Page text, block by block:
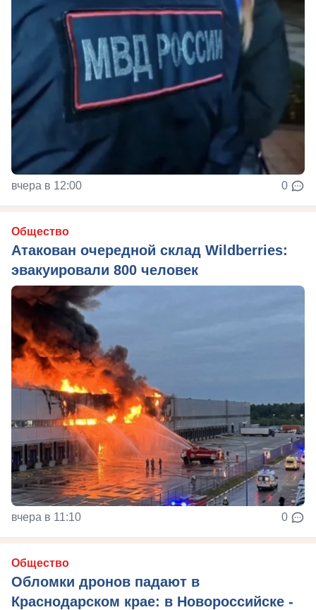
вчера в 12:00 0
Общество
Атакован очередной склад Wildberries:
эвакуировали 800 человек
вчера в 11:10 0
Общество
Обломки дронов падают в
Краснодарском крае: в Новороссийске -